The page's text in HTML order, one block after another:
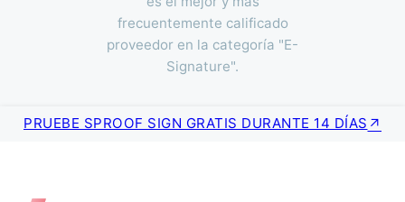
frecuentemente calificado
proveedor en la categoría "E-
Signature".
PRUEBE SPROOF SIGN GRATIS DURANTE 14 DÍAS